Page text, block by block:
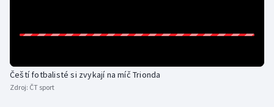
Ragby
Rychlostní kanoistika
Čeští fotbalisté si zvykají na míč Trionda
Zdroj: ČT sport